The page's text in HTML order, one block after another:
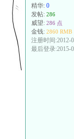
精华: 0
发帖: 286
威望: 286 点
金钱: 2860 RMB
注册时间:2012-
最后登录:2015-